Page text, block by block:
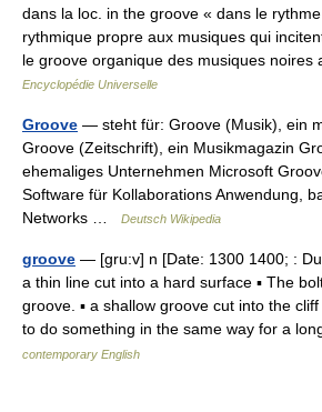
dans la loc. in the groove « dans le
rythmique propre aux musiques qui
le groove organique des musiques
Encyclopédie Universelle
Groove — steht für: Groove (Musik), ein
Groove (Zeitschrift), ein Musikmagazin
ehemaliges Unternehmen Microsoft
Software für Kollaborations Anwendung,
Networks …
Deutsch Wikipedia
groove — [gru:v] n [Date: 1300 1400; :
a thin line cut into a hard surface ▪ The
groove. ▪ a shallow groove cut into the
to do something in the same way for a
contemporary English